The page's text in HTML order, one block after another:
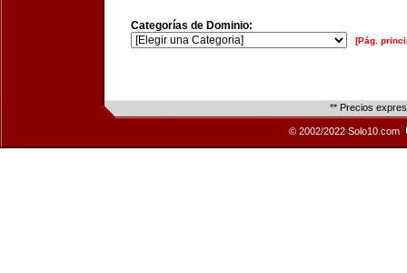
Categorías de Dominio:
[Pág.
** Precios
© 2002/2022 Solo10.com